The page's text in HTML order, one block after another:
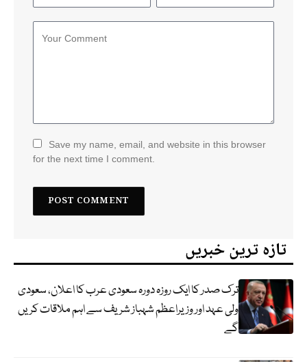
Save my name, email, and website in this browser
for the next time I comment.
تازہ ترین خبریں
ترک صدر کا ایک روزہ دورہ سعودی عرب کا اعلان، سعودی
ولی عہد اور وزیراعظم شہباز شریف سے اہم ملاقات کریں
گے